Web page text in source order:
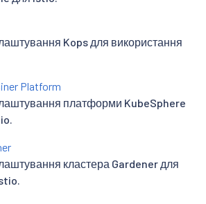
Kops для використання
Platform
платформи KubeSphere
кластера Gardener для